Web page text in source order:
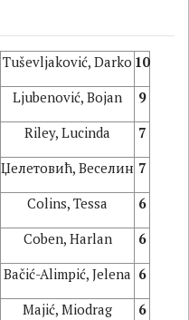
Tuševljaković, Darko 10
Ljubenović, Bojan
9
Riley, Lucinda
7
Џелетовић, Веселин 7
Colins, Tessa
6
Coben, Harlan
6
Bačić-Alimpić, Jelena 6
Majić, Miodrag
6